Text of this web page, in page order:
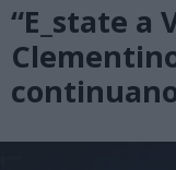
“E_state a